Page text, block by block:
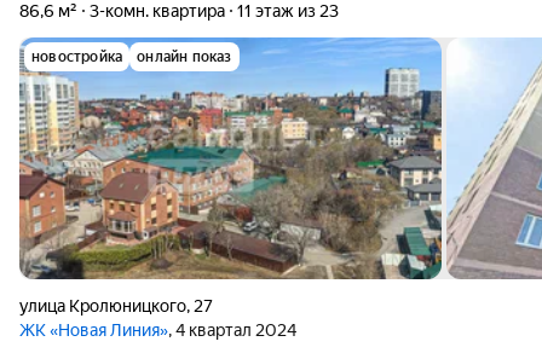
86,6 м² 3-комн. квартира 11 этаж из 23
новостройка онлайн показ
улица Кролюницкого, 27
ЖК «Новая Линия», 4 квартал 2024